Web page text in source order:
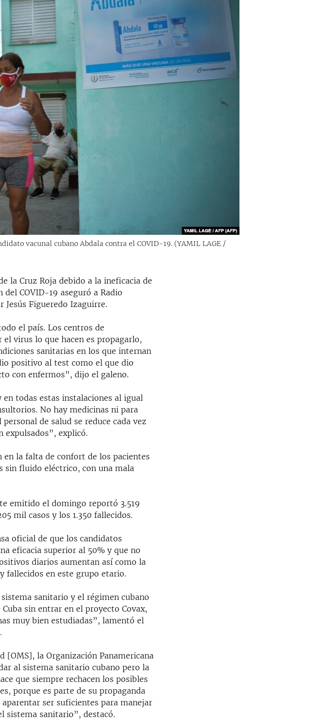
vacunal cubano Abdala contra el COVID-19. (YAMIL LAGE /
la Cruz Roja debido a la ineficacia de
COVID-19 aseguró a Radio
Figueredo Izaguirre.
el país. Los centros de
virus lo que hacen es propagarlo,
sanitarias en los que internan
positivo al test como el que dio
con enfermos”, dijo el galeno.
todas estas instalaciones al igual
No hay medicinas ni para
de salud se reduce cada vez
expulsados”, explicó.
la falta de confort de los pacientes
sin fluido eléctrico, con una mala
emitido el domingo reportó 3.519
mil casos y los 1.350 fallecidos.
oficial de que los candidatos
eficacia superior al 50% y que no
diarios aumentan así como la
fallecidos en este grupo etario.
sanitario y el régimen cubano
sin entrar en el proyecto Covax,
muy bien estudiadas”, lamentó el
[OMS], la Organización Panamericana
al sistema sanitario cubano pero la
que siempre rechacen los posibles
porque es parte de su propaganda
ser suficientes para manejar
sistema sanitario”, destacó.